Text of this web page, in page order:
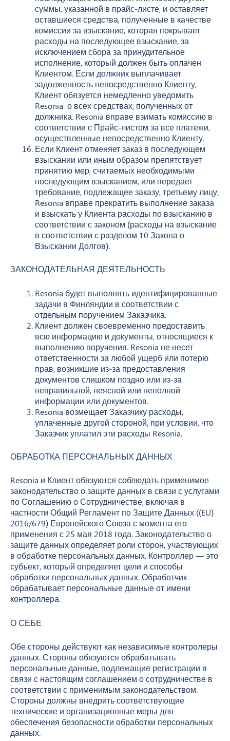
суммы, указанной в прайс-листе, и оставляет
оставшиеся средства, полученные в качестве
комиссии за взыскание, которая покрывает
расходы на последующее взыскание, за
исключением сбора за принудительное
исполнение, который должен быть оплачен
Клиентом. Если должник выплачивает
задолженность непосредственно Клиенту,
Клиент обязуется немедленно уведомить
Resonia о всех средствах, полученных от
должника. Resonia вправе взимать комиссию в
соответствии с Прайс-листом за все платежи,
осуществленные непосредственно Клиенту.
Если Клиент отменяет заказ в последующем
взыскании или иным образом препятствует
принятию мер, считаемых необходимыми
последующим взысканием, или передает
требование, подлежащее заказу, третьему лицу,
Resonia вправе прекратить выполнение заказа
и взыскать у Клиента расходы по взысканию в
соответствии с законом (расходы на взыскание
в соответствии с разделом 10 Закона о
Взыскании Долгов).
ЗАКОНОДАТЕЛЬНАЯ ДЕЯТЕЛЬНОСТЬ
Resonia будет выполнять идентифицированные
задачи в Финляндии в соответствии с
отдельным поручением Заказчика.
Клиент должен своевременно предоставить
всю информацию и документы, относящиеся к
выполнению поручения. Resonia не несет
ответственности за любой ущерб или потерю
прав, возникшие из-за предоставления
документов слишком поздно или из-за
неправильной, неясной или неполной
информации или документов.
Resonia возмещает Заказчику расходы,
уплаченные другой стороной, при условии, что
Заказчик уплатил эти расходы Resonia.
ОБРАБОТКА ПЕРСОНАЛЬНЫХ ДАННЫХ
Resonia и Клиент обязуются соблюдать применимое
законодательство о защите данных в связи с услугами
по Соглашению о Сотрудничестве, включая в
частности Общий Регламент по Защите Данных ((EU)
2016/679) Европейского Союза с момента его
применения с 25 мая 2018 года. Законодательство о
защите данных определяет роли сторон, участвующих
в обработке персональных данных. Контроллер — это
субъект, который определяет цели и способы
обработки персональных данных. Обработчик
обрабатывает персональные данные от имени
контроллера.
О СЕБЕ
Обе стороны действуют как независимые контролеры
данных. Стороны обязуются обрабатывать
персональные данные, подлежащие регистрации в
связи с настоящим соглашением о сотрудничестве в
соответствии с применимым законодательством.
Стороны должны внедрить соответствующие
технические и организационные меры для
обеспечения безопасности обработки персональных
данных.